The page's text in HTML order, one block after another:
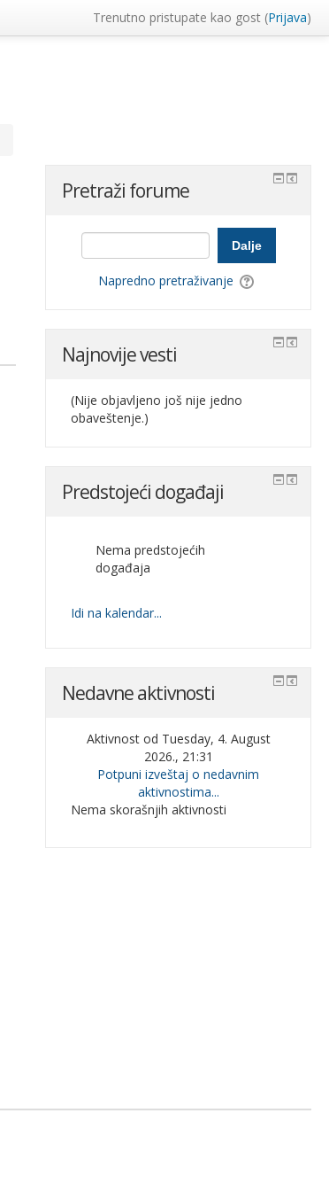
Trenutno pristupate kao gost (Prijava)
Pretraži forume
Dalje
Napredno pretraživanje
Najnovije vesti
(Nije objavljeno još nije jedno
obaveštenje.)
Predstojeći događaji
Nema predstojećih
događaja
Idi na kalendar...
Nedavne aktivnosti
Aktivnost od Tuesday, 4. August
2026., 21:31
Potpuni izveštaj o nedavnim
aktivnostima...
Nema skorašnjih aktivnosti